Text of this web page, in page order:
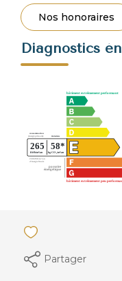
Nos honoraires
Diagnostics
Partager